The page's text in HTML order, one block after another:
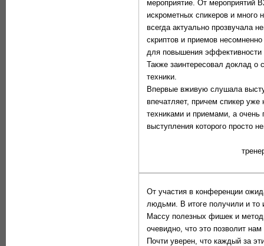
мероприятие. От мероприятий
искрометных спикеров и много
всегда актуально прозвучала
скриптов и приемов
для повышения эффективности
Также заинтересовал доклад о
техники.
Впервые вживую слушала
впечатляет, причем спикер уже
техниками и приемами, а очень
выступления которого просто
От участия в конференции
людьми. В итоге получили и то
Массу полезных фишек и
очевидно, что это позволит
Почти уверен, что каждый за